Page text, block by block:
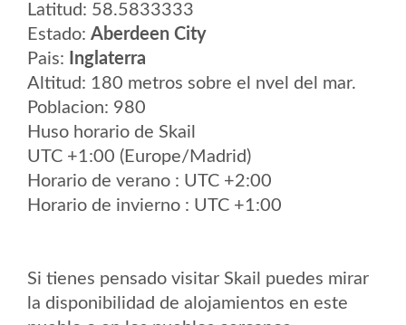
Latitud: 58.5833333
Estado: Aberdeen City
Pais:
Inglaterra
Altitud: 180 metros sobre el nvel del mar.
Poblacion: 980
Huso horario de Skail
UTC +1:00 (Europe/Madrid)
Horario de verano : UTC +2:00
Horario de invierno : UTC +1:00
Si tienes pensado visitar Skail puedes mirar
la disponibilidad de alojamientos en este